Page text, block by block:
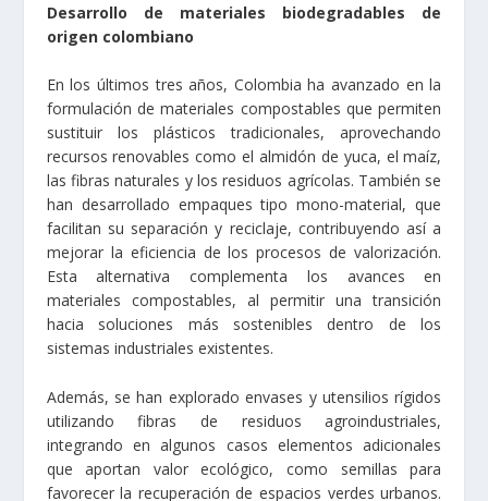
Desarrollo de materiales biodegradables de
origen colombiano
En los últimos tres años, Colombia ha avanzado en la
formulación de materiales compostables que permiten
sustituir los plásticos tradicionales, aprovechando
recursos renovables como el almidón de yuca, el maíz,
las fibras naturales y los residuos agrícolas. También se
han desarrollado empaques tipo mono-material, que
facilitan su separación y reciclaje, contribuyendo así a
mejorar la eficiencia de los procesos de valorización.
Esta alternativa complementa los avances en
materiales compostables, al permitir una transición
hacia soluciones más sostenibles dentro de los
sistemas industriales existentes.
Además, se han explorado envases y utensilios rígidos
utilizando fibras de residuos agroindustriales,
integrando en algunos casos elementos adicionales
que aportan valor ecológico, como semillas para
favorecer la recuperación de espacios verdes urbanos.